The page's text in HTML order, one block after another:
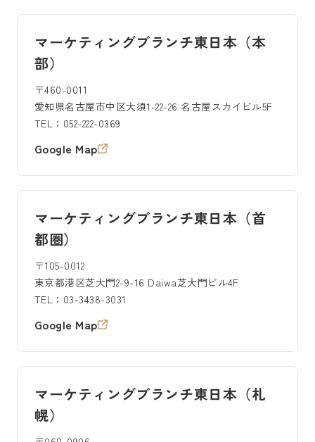
マーケティングブランチ東日本（本
部）
〒460-0011
愛知県名古屋市中区大須1-22-26 名古屋スカイビル5F
TEL：052-222-0369
Google Map
マーケティングブランチ東日本（首
都圏）
〒105-0012
東京都港区芝大門2-9-16 Daiwa芝大門ビル4F
TEL：03-3438-3031
Google Map
マーケティングブランチ東日本（札
幌）